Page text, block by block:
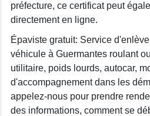
préfecture, ce certificat peut
directement en ligne.
Épaviste gratuit: Service
véhicule à Guermantes roulant
utilitaire, poids lourds, autocar,
d'accompagnement dans les
appelez-nous pour prendre
des informations, comment se